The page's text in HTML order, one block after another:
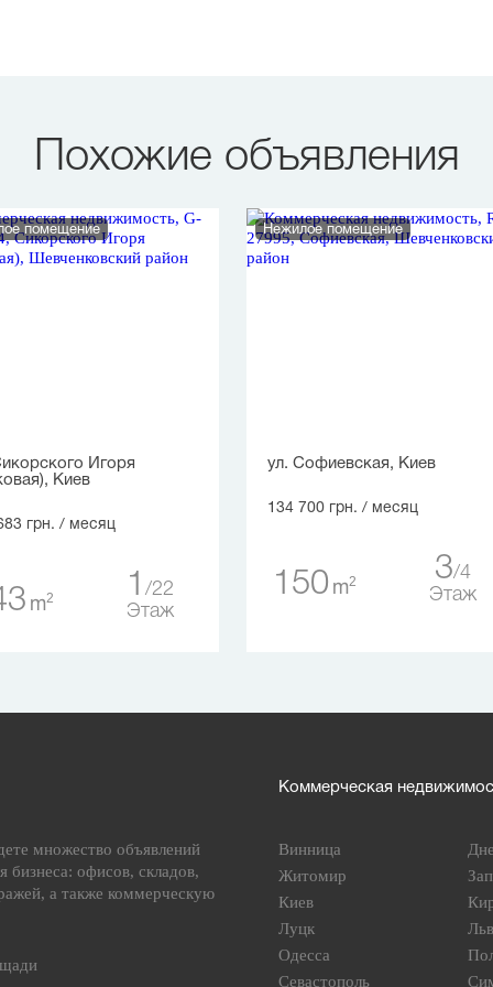
Похожие объявления
помещение
Игоря
Киев
грн. / месяц
m2 1
22
Этаж
Нежилое помещение
ул. Софиевская, Киев
134 700 грн. / месяц
150 m2 3 4
Этаж
множество объявлений
бизнеса: офисов, складов,
а также коммерческую
Коммерческая
Винница
Житомир
Киев
Луцк
Одесса
Севастополь